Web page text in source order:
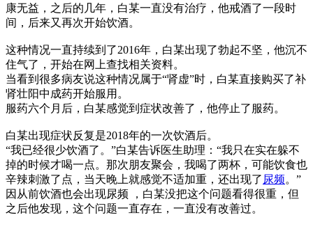
康无益，之后的几年，白某一直没有治疗，他戒酒了一段时
间，后来又再次开始饮酒。
这种情况一直持续到了2016年，白某出现了勃起不坚，他沉不
住气了，开始在网上查找相关资料。
当看到很多病友说这种情况属于“肾虚”时，白某直接购买了补
肾壮阳中成药开始服用。
服药六个月后，白某感觉到症状改善了，他停止了服药。
白某出现症状反复是2018年的一次饮酒后。
“我已经很少饮酒了。”白某告诉医生助理：“我只在实在躲不
掉的时候才喝一点。那次朋友聚会，我喝了两杯，可能饮食也
辛辣刺激了点，当天晚上就感觉不适加重，还出现了 尿频。”
因从前饮酒也会出现尿频 ，白某没把这个问题看得很重，但
之后他发现，这个问题一直存在，一直没有改善过。